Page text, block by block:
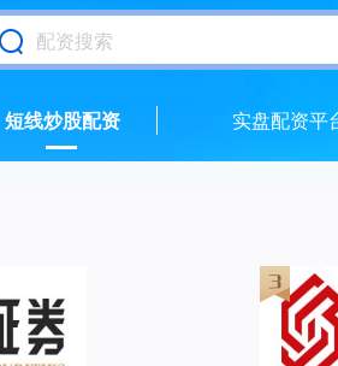
短线炒股配资 实盘配资平